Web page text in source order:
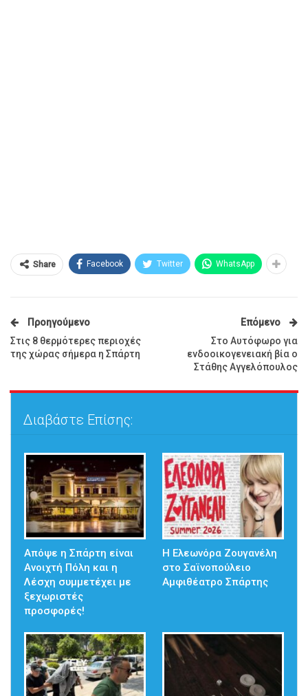
Share Facebook Twitter WhatsApp
Προηγούμενο
Στις 8 θερμότερες περιοχές
της χώρας σήμερα η Σπάρτη
Επόμενο
Στο Αυτόφωρο για
ενδοοικογενειακή βία ο
Στάθης Αγγελόπουλος
Διαβάστε Επίσης:
Απόψε η Σπάρτη είναι
Ανοιχτή Πόλη και η
Λέσχη συμμετέχει με
ξεχωριστές
προσφορές!
Η Ελεωνόρα Ζουγανέλη
στο Σαϊνοπούλειο
Αμφιθέατρο Σπάρτης